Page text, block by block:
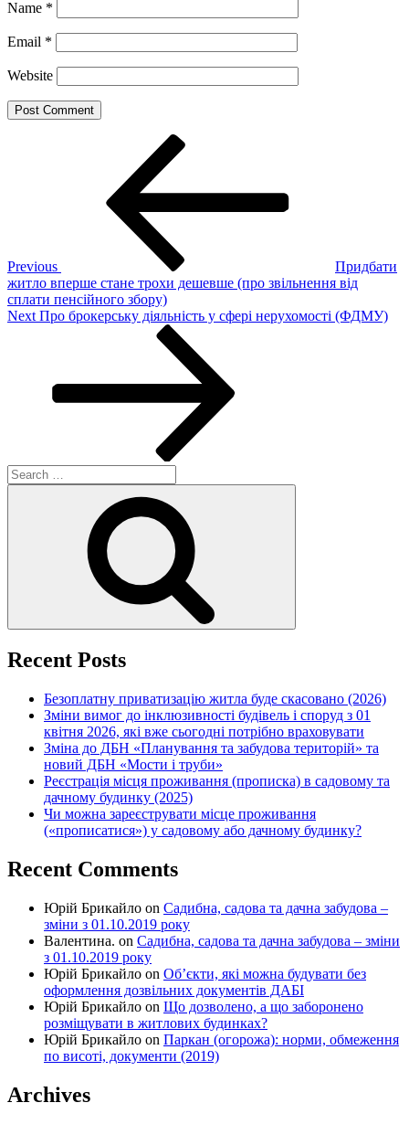
Name *
Email *
Website
Previous
Придбати
житло вперше стане трохи дешевше (про звільнення від
сплати пенсійного збору)
Next
Next Про брокерську діяльність у сфері нерухомості (ФДМУ)
Search
for:
Recent Posts
Безоплатну приватизацію житла буде скасовано (2026)
Зміни вимог до інклюзивності будівель і споруд з 01
квітня 2026, які вже сьогодні потрібно враховувати
Зміна до ДБН «Планування та забудова територій» та
новий ДБН «Мости і труби»
Реєстрація місця проживання (прописка) в садовому та
дачному будинку (2025)
Чи можна зареєструвати місце проживання
(«прописатися») у садовому або дачному будинку?
Recent Comments
Юрій Брикайло on Садибна, садова та дачна забудова –
зміни з 01.10.2019 року
Валентина. on Садибна, садова та дачна забудова – зміни
з 01.10.2019 року
Юрій Брикайло on Об’єкти, які можна будувати без
оформлення дозвільних документів ДАБІ
Юрій Брикайло on Що дозволено, а що заборонено
розміщувати в житлових будинках?
Юрій Брикайло on Паркан (огорожа): норми, обмеження
по висоті, документи (2019)
Archives